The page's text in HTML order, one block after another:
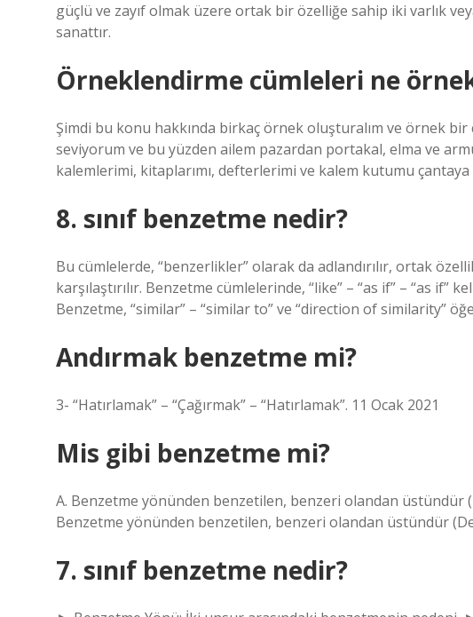
güçlü ve zayıf olmak üzere ortak bir özelliğe sahip iki varlık
sanattır.
Örneklendirme cümleleri ne
Şimdi bu konu hakkında birkaç örnek oluşturalım ve örnek
seviyorum ve bu yüzden ailem pazardan portakal, elma ve
kalemlerimi, kitaplarımı, defterlerimi ve kalem kutumu çantaya
8. sınıf benzetme nedir?
Bu cümlelerde, “benzerlikler” olarak da adlandırılır, ortak
karşılaştırılır. Benzetme cümlelerinde, “like” – “as if” – “as if”
Benzetme, “similar” – “similar to” ve “direction of similarity”
Andırmak benzetme mi?
3- “Hatırlamak” – “Çağırmak” – “Hatırlamak”. 11 Ocak 2021
Mis gibi benzetme mi?
A. Benzetme yönünden benzetilen, benzeri olandan
Benzetme yönünden benzetilen, benzeri olandan üstündür
7. sınıf benzetme nedir?